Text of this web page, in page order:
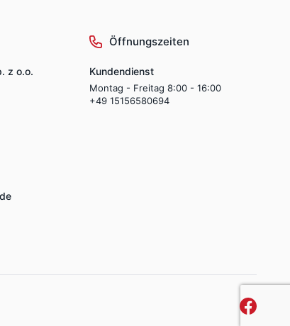
z o.o.
Öffnungszeiten
Kundendienst
Montag - Freitag 8:00 - 16:00
+49 15156580694